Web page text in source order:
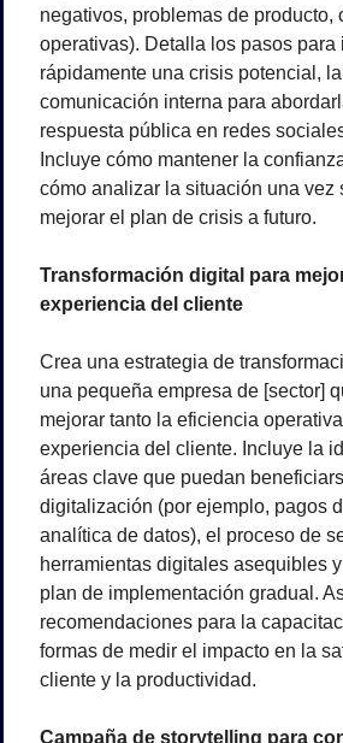
negativos, problemas de producto,
operativas). Detalla los pasos para
rápidamente una crisis potencial,
comunicación interna para
respuesta pública en redes
Incluye cómo mantener la
cómo analizar la situación una vez
mejorar el plan de crisis a futuro.
Transformación digital para
experiencia del cliente
Crea una estrategia de
una pequeña empresa de [sector]
mejorar tanto la eficiencia
experiencia del cliente. Incluye la
áreas clave que puedan
digitalización (por ejemplo, pagos
analítica de datos), el proceso de
herramientas digitales asequibles
plan de implementación gradual.
recomendaciones para la
formas de medir el impacto en la
cliente y la productividad.
Campaña de storytelling para